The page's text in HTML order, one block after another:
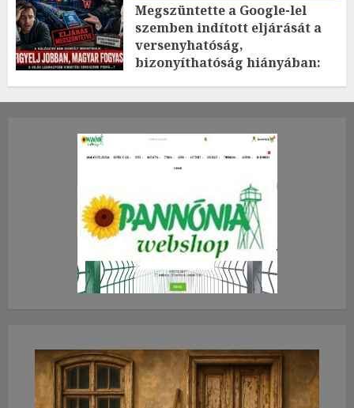
Megszüntette a Google-lel
szemben indított eljárását a
versenyhatóság,
bizonyíthatóság hiányában:
2026.JÚLIUS.23. CSÜTÖRTÖK.
0